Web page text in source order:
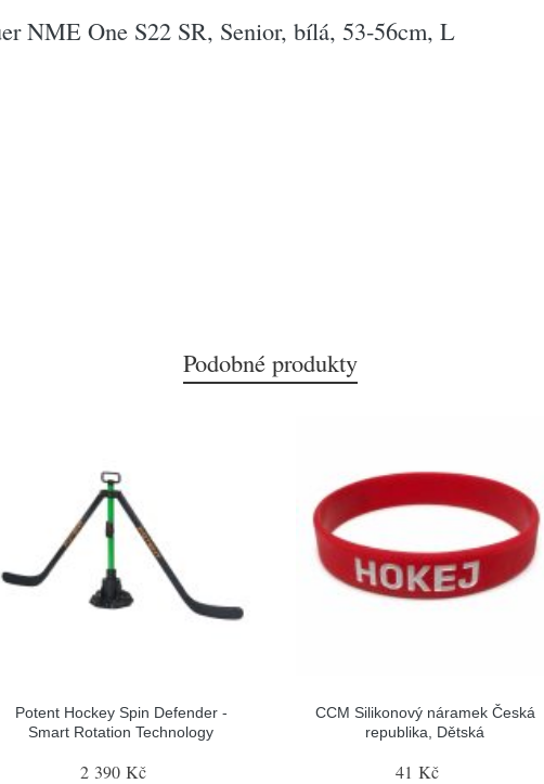
NME One S22 SR, Senior, bílá, 53-56cm, L
Podobné produkty
Potent Hockey Spin Defender -
Smart Rotation Technology
2 390 Kč
CCM Silikonový náramek Česká
republika, Dětská
41 Kč